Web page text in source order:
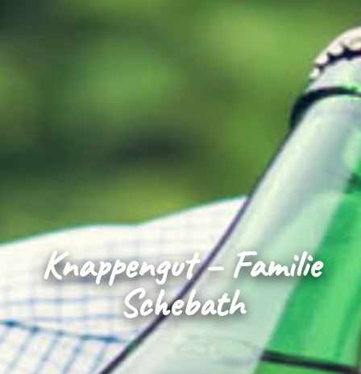
Knappengut – Familie
Schebath